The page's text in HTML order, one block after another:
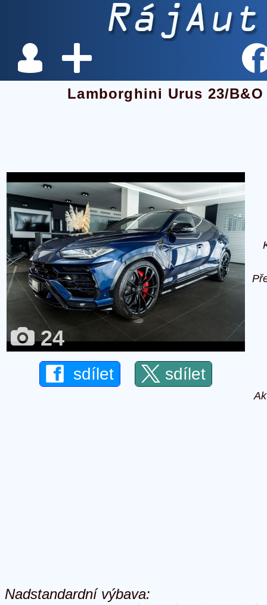
Lamborghini Urus 23/
24
sdílet sdílet
Nadstandardní výbava: